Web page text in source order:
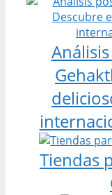
Tiendas